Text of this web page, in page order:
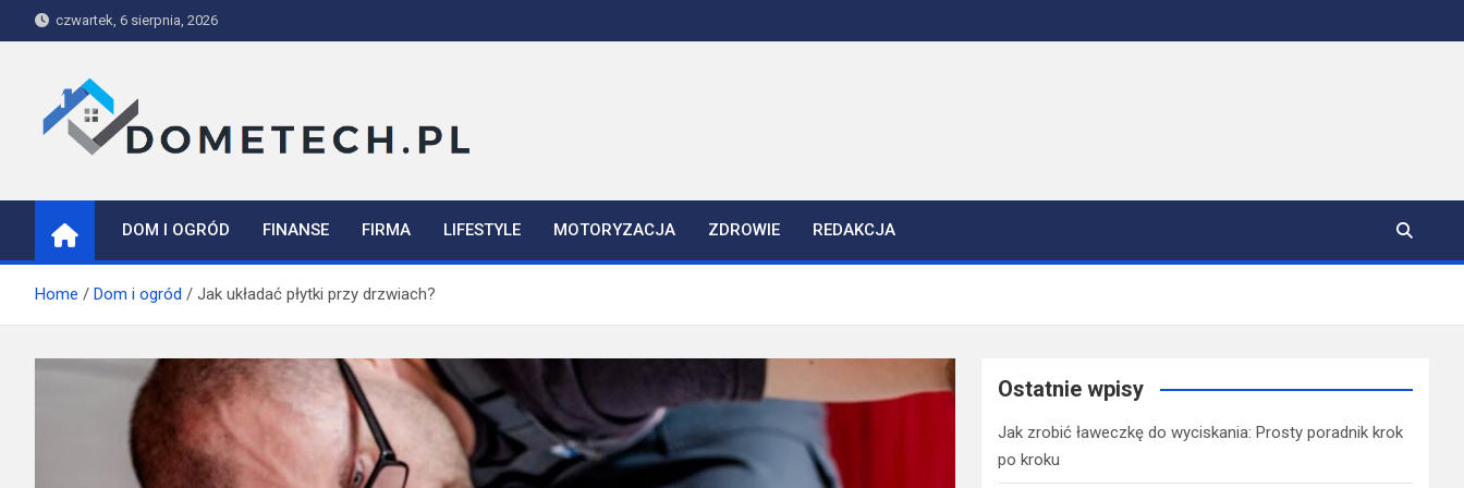
to
czwartek, 6 sierpnia, 2026
Dometech
DOM I OGRÓD FINANSE FIRMA LIFESTYLE MOTORYZACJA ZDROWIE REDAKCJA
Home Dom i ogród Jak układać płytki przy drzwiach?
Ostatnie wpisy
Jak zrobić ławeczkę do wyciskania: Prosty poradnik krok
po kroku